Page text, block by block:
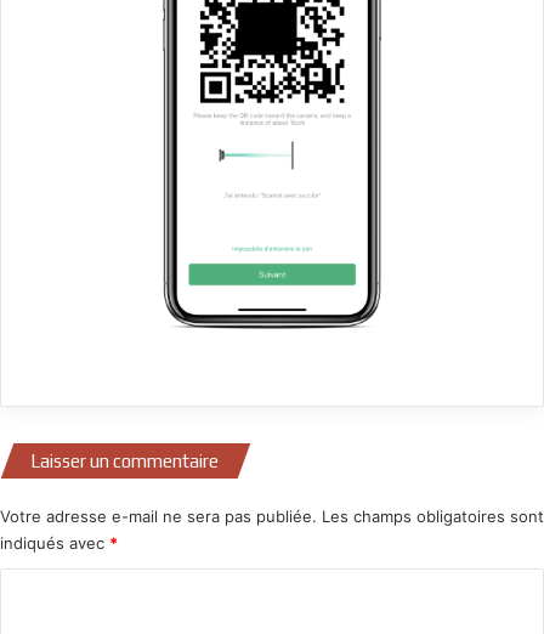
Laisser un commentaire
Votre adresse e-mail ne sera pas publiée. Les champs obligatoires sont
indiqués avec *